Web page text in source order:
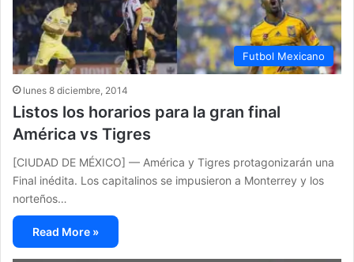
Futbol Mexicano
lunes 8 diciembre, 2014
Listos los horarios para la gran final
América vs Tigres
[CIUDAD DE MÉXICO] — América y Tigres protagonizarán una
Final inédita. Los capitalinos se impusieron a Monterrey y los
norteños…
Read More »